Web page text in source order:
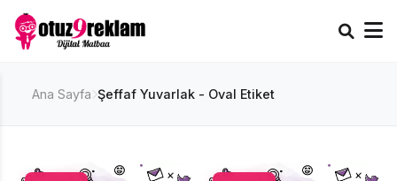
Ana Sayfa Şeffaf Yuvarlak - Oval Etiket